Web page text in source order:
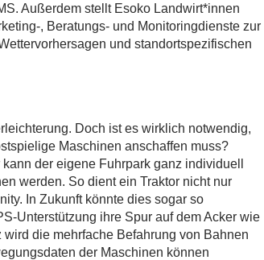
Außerdem stellt Esoko Landwirt*innen
, Beratungs- und Monitoringdienste zur
und standortspezifischen
Doch ist es wirklich notwendig,
Maschinen anschaffen muss?
der eigene Fuhrpark ganz individuell
werden. So dient ein Traktor nicht nur
In Zukunft könnte dies sogar so
Unterstützung ihre Spur auf dem Acker wie
die mehrfache Befahrung von Bahnen
der Maschinen können